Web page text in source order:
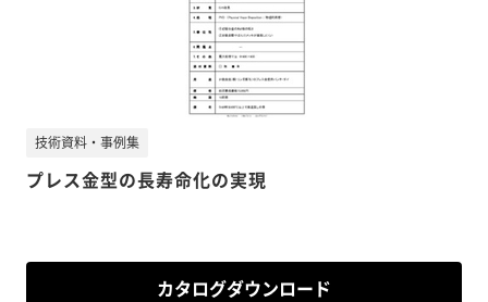
プレス金型の長寿命化の実現
技術資料・事例集
カタログダウンロード